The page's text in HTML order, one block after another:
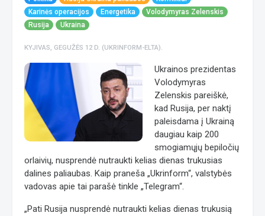
Karinės operacijos
Energetika
Volodymyras Zelenskis
Rusija
Ukraina
KYJIVAS, GEGUŽĖS 12 D. (UKRINFORM-ELTA).
Ukrainos prezidentas
Volodymyras
Zelenskis pareiškė,
kad Rusija, per naktį
paleisdama į Ukrainą
daugiau kaip 200
smogiamųjų bepiločių
orlaivių, nusprendė nutraukti kelias dienas trukusias
dalines paliaubas. Kaip praneša „Ukrinform“, valstybės
vadovas apie tai parašė tinkle „Telegram“.
„Pati Rusija nusprendė nutraukti kelias dienas trukusią